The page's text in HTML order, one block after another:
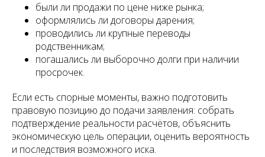
были ли продажи по цене ниже рынка;
оформлялись ли договоры дарения;
проводились ли крупные переводы
родственникам;
погашались ли выборочно долги при наличии
просрочек.
Если есть спорные моменты, важно подготовить
правовую позицию до подачи заявления: собрать
подтверждение реальности расчётов, объяснить
экономическую цель операции, оценить вероятность
и последствия возможного иска.